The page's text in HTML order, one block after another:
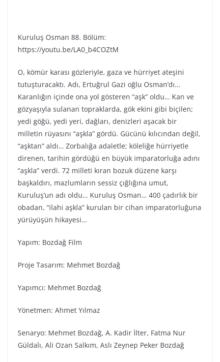
Kuruluş Osman 88. Bölüm:
https://youtu.be/LA0_b4COZtM
O, kömür karası gözleriyle, gaza ve hürriyet ateşini
tutuşturacaktı. Adı, Ertuğrul Gazi oğlu Osman’dı…
Karanlığın içinde ona yol gösteren “aşk” oldu… Kan ve
gözyaşıyla sulanan topraklarda, gök ekini gibi biçilen;
yedi göğü, yedi yeri, dağları, denizleri aşacak bir
milletin rüyasını “aşkla” gördü. Gücünü kılıcından değil,
“aşktan” aldı… Zorbalığa adaletle; köleliğe hürriyetle
direnen, tarihin gördüğü en büyük imparatorluğa adını
“aşkla” verdi. 72 milleti kıran bozuk düzene karşı
başkaldırı, mazlumların sessiz çığlığına umut,
Kuruluş’un adı oldu… Kuruluş Osman… 400 çadırlık bir
obadan, “ilahi aşkla” kurulan bir cihan imparatorluğuna
yürüyüşün hikayesi…
Yapım: Bozdağ Fi̇lm
Proje Tasarım: Mehmet Bozdağ
Yapımcı: Mehmet Bozdağ
Yönetmen: Ahmet Yılmaz
Senaryo: Mehmet Bozdağ, A. Kadir İlter, Fatma Nur
Güldalı, Ali Ozan Salkım, Aslı Zeynep Peker Bozdağ